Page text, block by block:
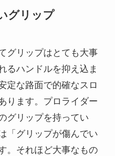
グリップ
グリップはとても大事
るハンドルを抑え込ま
定な路面で的確なスロ
ります。プロライダー
グリップを持ってい
「グリップが傷んでい
。それほど大事なもの